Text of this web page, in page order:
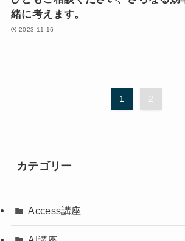
緒に考えます。
2023-11-16
1 2
カテゴリー
Access講座